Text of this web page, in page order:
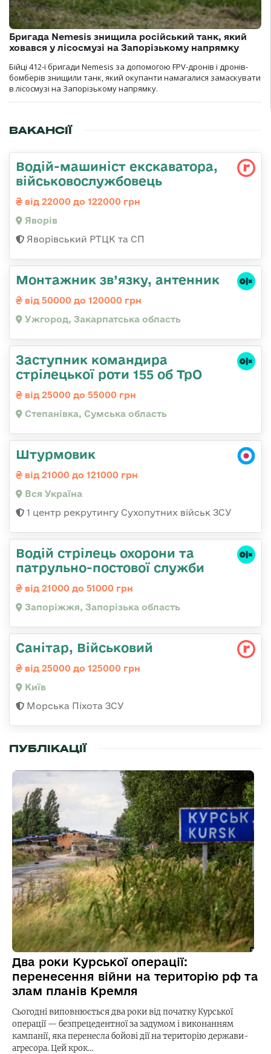
Бригада Nemesis знищила російський танк, який
ховався у лісосмузі на Запорізькому напрямку
Бійці 412-ї бригади Nemesis за допомогою FPV-дронів і дронів-
бомберів знищили танк, який окупанти намагалися замаскувати
в лісосмузі на Запорізькому напрямку.
ВАКАНСІЇ
Водій-машиніст екскаватора,
військовослужбовець
від 22000 до 122000 грн
Яворів
Яворівський РТЦК та СП
Монтажник зв’язку, антенник
від 50000 до 120000 грн
Ужгород, Закарпатська область
Заступник командира
стрілецької роти 155 об ТрО
від 25000 до 55000 грн
Степанівка, Сумська область
Штурмовик
від 21000 до 121000 грн
Вся Україна
1 центр рекрутингу Сухопутних військ ЗСУ
Водій стрілець охорони та
патрульно-постової служби
від 21000 до 51000 грн
Запоріжжя, Запорізька область
Санітар, Військовий
від 25000 до 125000 грн
Київ
Морська Піхота ЗСУ
ПУБЛІКАЦІЇ
Два роки Курської операції:
перенесення війни на територію рф та
злам планів Кремля
Сьогодні виповнюється два роки від початку Курської
операції — безпрецедентної за задумом і виконанням
кампанії, яка перенесла бойові дії на територію держави-
агресора. Цей крок…